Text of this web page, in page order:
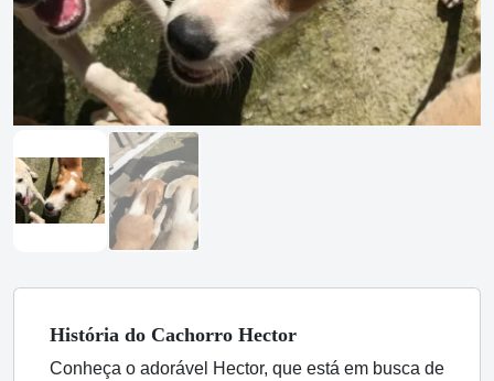
História do Cachorro Hector
Conheça o adorável Hector, que está em busca de